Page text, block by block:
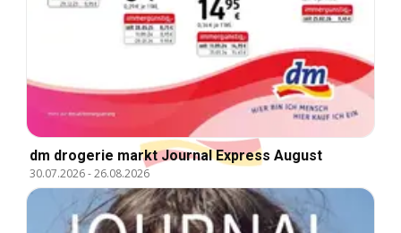
dm drogerie markt Journal Express August
30.07.2026-26.08.2026